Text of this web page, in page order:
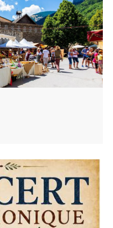
et artisanales.
de chant traditionnel
répertoire de chants